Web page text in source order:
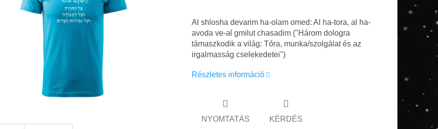
Al shlosha devarim ha-olam omed: Al ha-tora, al ha-
avoda ve-al gmilut chasadim ("Három dologra
támaszkodik a világ: Tóra, munka/szolgálat és az
irgalmasság cselekedetei")
Részletes információ
NYOMTATÁS KÉRDÉS